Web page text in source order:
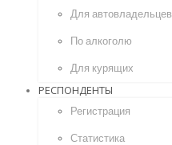
Для автовладельцев
По алкоголю
Для курящих
РЕСПОНДЕНТЫ
Регистрация
Статистика